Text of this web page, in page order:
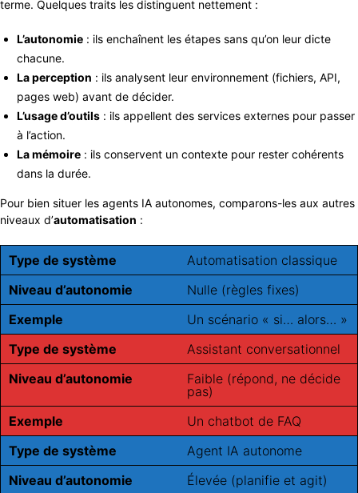
terme. Quelques traits les distinguent nettement :
L’autonomie : ils enchaînent les étapes sans qu’on leur dicte
chacune.
La perception : ils analysent leur environnement (fichiers, API,
pages web) avant de décider.
L’usage d’outils : ils appellent des services externes pour passer
à l’action.
La mémoire : ils conservent un contexte pour rester cohérents
dans la durée.
Pour bien situer les agents IA autonomes, comparons-les aux autres
niveaux d’automatisation :
Type de système
Automatisation classique
Niveau d’autonomie
Nulle (règles fixes)
Exemple
Un scénario « si… alors… »
Type de système
Assistant conversationnel
Niveau d’autonomie
Faible (répond, ne décide
pas)
Exemple
Un chatbot de FAQ
Type de système
Agent IA autonome
Niveau d’autonomie
Élevée (planifie et agit)